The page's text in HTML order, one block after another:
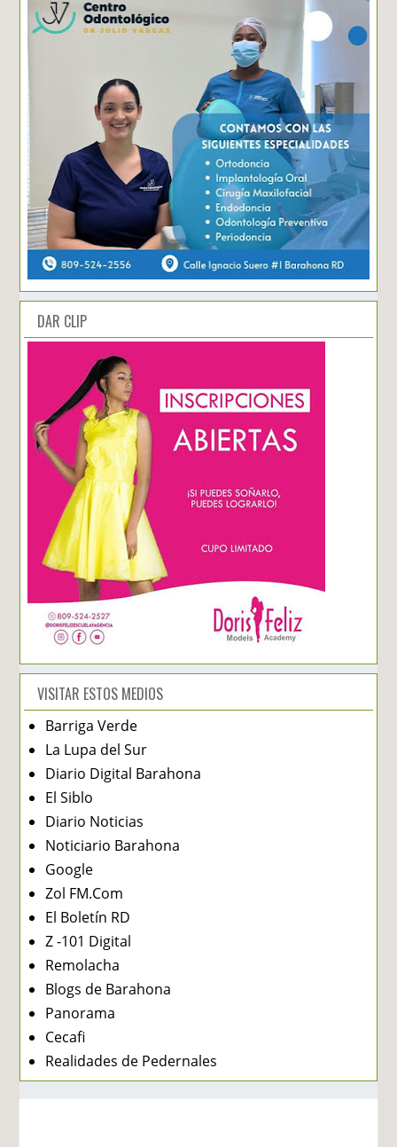
DAR CLIP
VISITAR ESTOS MEDIOS
Barriga Verde
La Lupa del Sur
Diario Digital Barahona
El Siblo
Diario Noticias
Noticiario Barahona
Google
Zol FM.Com
El Boletín RD
Z -101 Digital
Remolacha
Blogs de Barahona
Panorama
Cecafi
Realidades de Pedernales